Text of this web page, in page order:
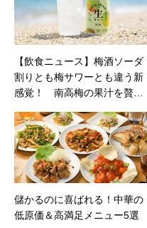
【飲食ニュース】梅酒ソーダ
割りとも梅サワーとも違う新
感覚！ 南高梅の果汁を贅沢
南高梅 」をしまなみブルワリ
ーが発売！ 非加熱・無濾過
製法で芳醇なうまみ
儲かるのに喜ばれる！中華の
低原価＆高満足メニュー5選